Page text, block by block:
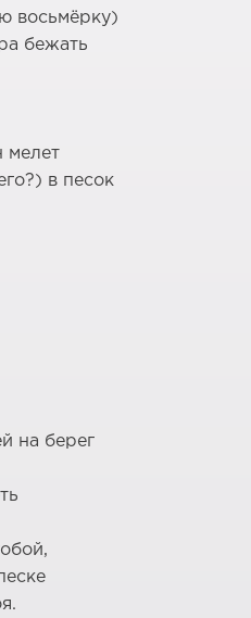
восьмёрку)
бежать
мелет
в песок
на берег